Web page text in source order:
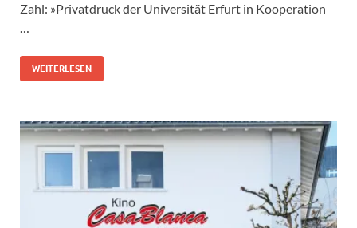
Zahl: »Privatdruck der Universität Erfurt in Kooperation
…
WEITERLESEN